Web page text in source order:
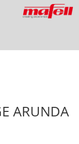
ARUNDA